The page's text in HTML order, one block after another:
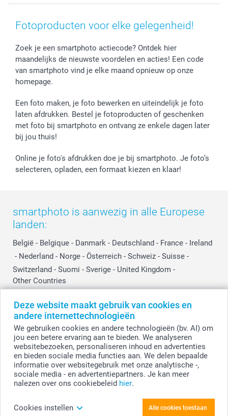
Deze website maakt gebruik van cookies en
andere internettechnologieën
We gebruiken cookies en andere technologieën (bv. AI) om
jou een betere ervaring aan te bieden. We analyseren
websitebezoeken, personaliseren inhoud en advertenties
en bieden sociale media functies aan. We delen bepaalde
informatie over websitegebruik met onze analytische -,
sociale media - en advertentiepartners. Je kan meer
nalezen over ons cookiebeleid hier.
Cookies instellen Alle cookies toestaan
Stickers en Etiketten
Fotokalenders & Fotoagenda's
Geschenken voor hem
Moederdag
Vaderdag
Verjaardag
Geboorte
Voorwaarden
Klachtenregeling
Wettelijke garantie
Privacybeleid
Cookiebeleid
Prijslijst
Jobs & Stages
Investor Relations
smartgarantie
Betalingsmogelijkheden
Grote bestellingen
Levering
Mijn orderstatus
smartfriends
Fotoproducten voor elke gelegenheid!
Zoek je een smartphoto actiecode? Ontdek hier
maandelijks de nieuwste voordelen en acties! Een code
van smartphoto vind je elke maand opnieuw op onze
homepage.
Een foto maken, je foto bewerken en uiteindelijk je foto
laten afdrukken. Bestel je fotoproducten of geschenken
met foto bij smartphoto en ontvang ze enkele dagen later
bij jou thuis!
Online je foto's afdrukken doe je bij smartphoto. Je foto’s
selecteren, opladen, een formaat kiezen en klaar!
smartphoto is aanwezig in alle Europese
landen:
België - Belgique - Danmark - Deutschland - France - Ireland
- Nederland - Norge - Österreich - Schweiz - Suisse -
Switzerland - Suomi - Sverige - United Kingdom -
Other Countries
© smartphoto group. Alle rechten voorbehouden
smartphoto group NV.
Kwatrechtsteenweg 160, 9230 Wetteren, België
BTW-nummer BE 0405.706.755
Ondernemingsnummer 0405.706.755.
Alle prijzen zijn in EURO (€) inclusief BTW en exclusief verzendkosten.